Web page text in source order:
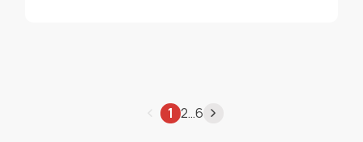
1 2…6